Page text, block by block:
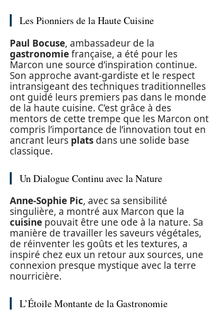
Les Pionniers de la Haute Cuisine
Paul Bocuse, ambassadeur de la
gastronomiefrançaise, a été pour les
Marcon une source d’inspiration continue.
Son approche avant-gardiste et le respect
intransigeant des techniques traditionnelles
ont guidé leurs premiers pas dans le monde
de la haute cuisine. C’est grâce à des
mentors de cette trempe que les Marcon ont
compris l’importance de l’innovation tout en
ancrant leurs plats dans une solide base
classique.
Un Dialogue Continu avec la Nature
Anne-Sophie Pic, avec sa sensibilité
singulière, a montré aux Marcon que la
cuisine pouvait être une ode à la nature. Sa
manière de travailler les saveurs végétales,
de réinventer les goûts et les textures, a
inspiré chez eux un retour aux sources, une
connexion presque mystique avec la terre
nourricière.
L’Étoile Montante de la Gastronomie